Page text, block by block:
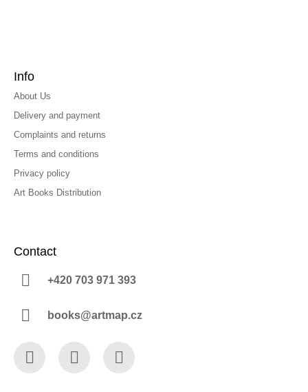
Info
About Us
Delivery and payment
Complaints and returns
Terms and conditions
Privacy policy
Art Books Distribution
Contact
+420 703 971 393
books@artmap.cz